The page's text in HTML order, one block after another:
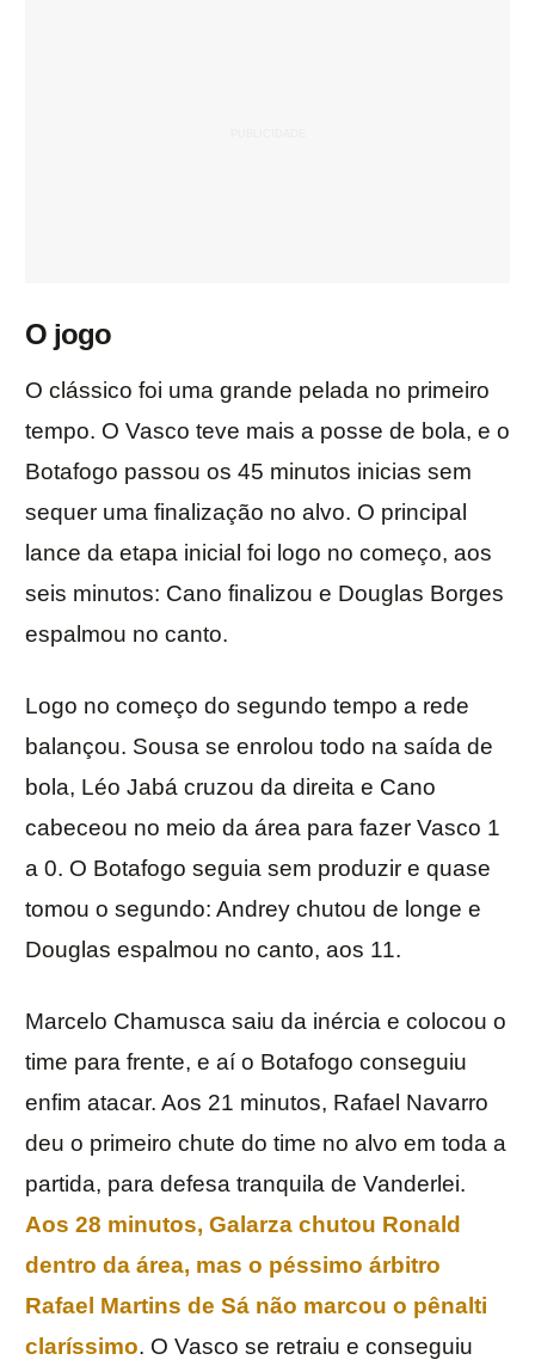
O jogo
O clássico foi uma grande pelada no primeiro
tempo. O Vasco teve mais a posse de bola, e o
Botafogo passou os 45 minutos inicias sem
sequer uma finalização no alvo. O principal
lance da etapa inicial foi logo no começo, aos
seis minutos: Cano finalizou e Douglas Borges
espalmou no canto.
Logo no começo do segundo tempo a rede
balançou. Sousa se enrolou todo na saída de
bola, Léo Jabá cruzou da direita e Cano
cabeceou no meio da área para fazer Vasco 1
a 0. O Botafogo seguia sem produzir e quase
tomou o segundo: Andrey chutou de longe e
Douglas espalmou no canto, aos 11.
Marcelo Chamusca saiu da inércia e colocou o
time para frente, e aí o Botafogo conseguiu
enfim atacar. Aos 21 minutos, Rafael Navarro
deu o primeiro chute do time no alvo em toda a
partida, para defesa tranquila de Vanderlei.
Aos 28 minutos, Galarza chutou Ronald
dentro da área, mas o péssimo árbitro
Rafael Martins de Sá não marcou o pênalti
claríssimo. O Vasco se retraiu e conseguiu